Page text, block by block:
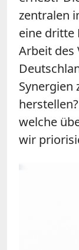
zentralen
eine dritte
Arbeit des
Synergien
welche
wir